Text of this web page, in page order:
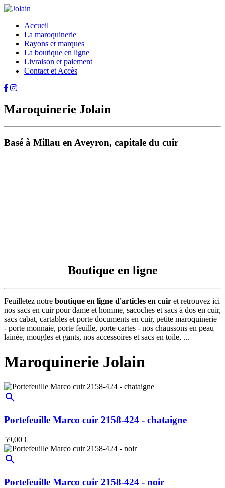
Accueil
La maroquinerie
Rayons et marques
La boutique en ligne
Livraison et paiement
Contact et Accès
Maroquinerie Jolain
Basé à Millau en Aveyron, capitale du cuir
Boutique en ligne
Feuilletez notre boutique en ligne d'articles en cuir et retrouvez ici
nos sacs en cuir pour dame et homme, sacoches et sacs à dos en cuir,
sacs cabat, cartables et porte documents en cuir, petite maroquinerie
- porte monnaie, porte feuille, porte cartes - nos chaussons en peau
lainée, mougles et gants, nos accessoires et sacs en toile, ...
Maroquinerie Jolain
search
Portefeuille Marco cuir 2158-424 - chataigne
59,00 €
search
Portefeuille Marco cuir 2158-424 - noir